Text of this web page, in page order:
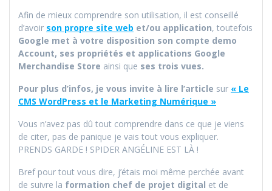
Afin de mieux comprendre son utilisation, il est conseillé
d’avoir son propre site web et/ou application, toutefois
Google met à votre disposition son compte demo
Account, ses propriétés et applications Google
Merchandise Store ainsi que ses trois vues.
Pour plus d’infos, je vous invite à lire l’article sur « Le
CMS WordPress et le Marketing Numérique »
Vous n’avez pas dû tout comprendre dans ce que je viens
de citer, pas de panique je vais tout vous expliquer.
PRENDS GARDE ! SPIDER ANGÉLINE EST LÀ !
Bref pour tout vous dire, j’étais moi même perchée avant
de suivre la formation chef de projet digital et de